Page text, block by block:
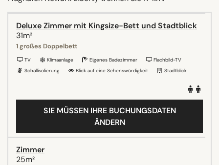
Deluxe Zimmer mit Kingsize-Bett und Stadtblick
31m²
1 großes Doppelbett
TV Klimaanlage Eigenes Badezimmer
Flachbild-TV
Schallisolierung
Blick auf eine Sehenswürdigkeit Stadtblick
SIE MÜSSEN IHRE BUCHUNGSDATEN
ÄNDERN
Zimmer
25m²